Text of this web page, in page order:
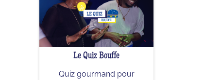
Le Quiz Bouffe
Quiz gourmand pour